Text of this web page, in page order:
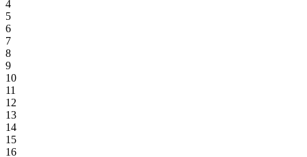
4
5
6
7
8
9
10
11
12
13
14
15
16